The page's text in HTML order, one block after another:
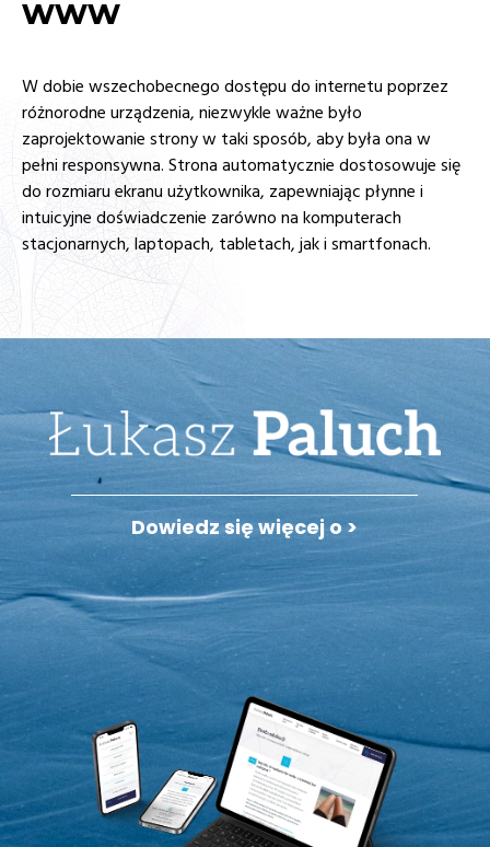
www
W dobie wszechobecnego dostępu do internetu poprzez
różnorodne urządzenia, niezwykle ważne było
zaprojektowanie strony w taki sposób, aby była ona w
pełni responsywna. Strona automatycznie dostosowuje się
do rozmiaru ekranu użytkownika, zapewniając płynne i
intuicyjne doświadczenie zarówno na komputerach
stacjonarnych, laptopach, tabletach, jak i smartfonach.
Dowiedz się więcej o >